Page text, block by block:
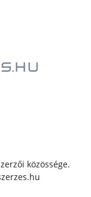
közössége.